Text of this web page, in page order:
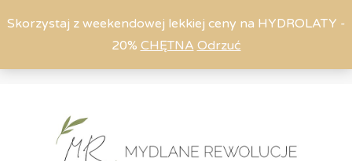
Skorzystaj z weekendowej lekkiej ceny na HYDROLATY -
20% CHĘTNA Odrzuć